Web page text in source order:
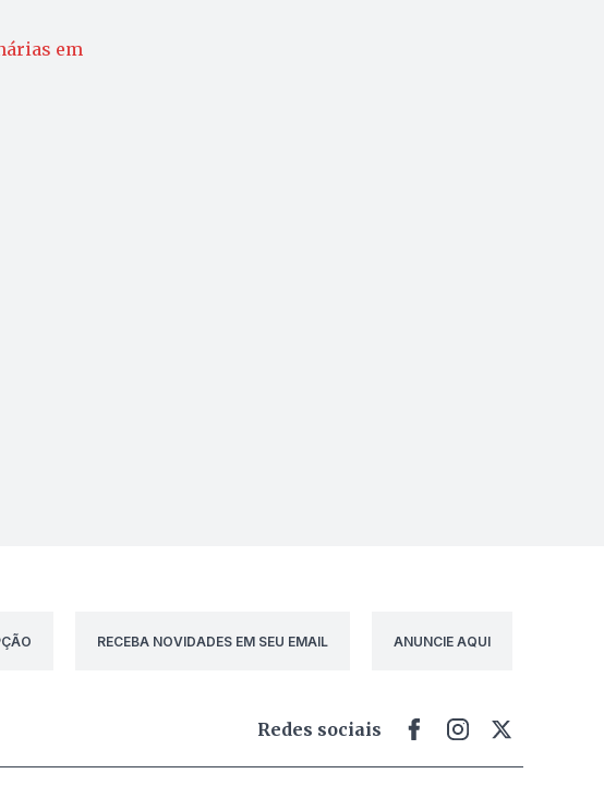
em
RECEBA NOVIDADES EM SEU EMAIL ANUNCIE AQUI
Redes sociais